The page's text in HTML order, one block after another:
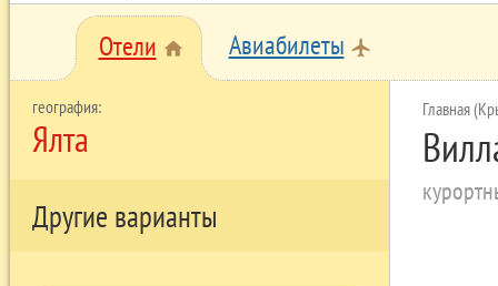
Отели home Авиабилеты local_airport
Ялта
Другие варианты
Главная